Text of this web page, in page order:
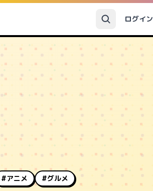
ログイン
#アニメ #グルメ